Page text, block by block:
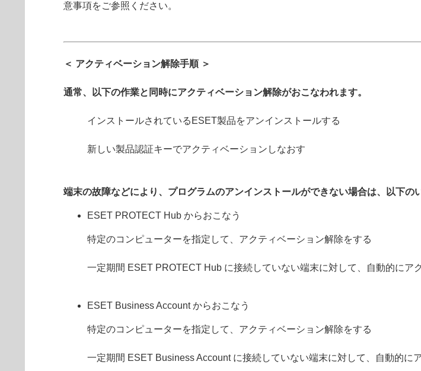
意事項をご参照ください。
＜ アクティベーション解除手順 ＞
通常、以下の作業と同時にアクティベーション解除がおこなわれます。
インストールされているESET製品をアンインストールする
新しい製品認証キーでアクティベーションしなおす
端末の故障などにより、プログラムのアンインストールができない場合は、以下の
ESET PROTECT Hub からおこなう
特定のコンピューターを指定して、アクティベーション解除をする
一定期間 ESET PROTECT Hub に接続していない端末に対して、自動的にア
ESET Business Account からおこなう
特定のコンピューターを指定して、アクティベーション解除をする
一定期間 ESET Business Account に接続していない端末に対して、自動的に